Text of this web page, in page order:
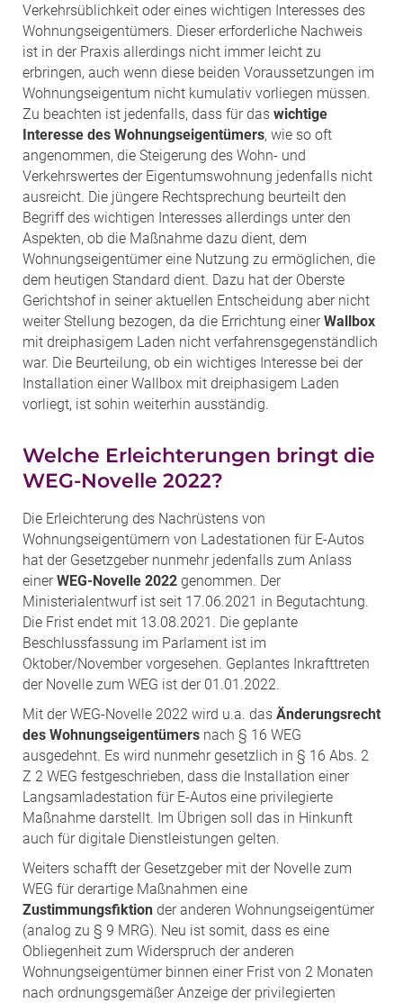
Verkehrsüblichkeit oder eines wichtigen Interesses des
Wohnungseigentümers. Dieser erforderliche Nachweis
ist in der Praxis allerdings nicht immer leicht zu
erbringen, auch wenn diese beiden Voraussetzungen im
Wohnungseigentum nicht kumulativ vorliegen müssen.
Zu beachten ist jedenfalls, dass für das wichtige
Interesse des Wohnungseigentümers, wie so oft
angenommen, die Steigerung des Wohn- und
Verkehrswertes der Eigentumswohnung jedenfalls nicht
ausreicht. Die jüngere Rechtsprechung beurteilt den
Begriff des wichtigen Interesses allerdings unter den
Aspekten, ob die Maßnahme dazu dient, dem
Wohnungseigentümer eine Nutzung zu ermöglichen, die
dem heutigen Standard dient. Dazu hat der Oberste
Gerichtshof in seiner aktuellen Entscheidung aber nicht
weiter Stellung bezogen, da die Errichtung einerWallbox
mit dreiphasigem Laden nicht verfahrensgegenständlich
war. Die Beurteilung, ob ein wichtiges Interesse bei der
Installation einer Wallbox mit dreiphasigem Laden
vorliegt, ist sohin weiterhin ausständig.
Welche Erleichterungen bringt die
WEG-Novelle 2022?
Die Erleichterung des Nachrüstens von
Wohnungseigentümern von Ladestationen für E-Autos
hat der Gesetzgeber nunmehr jedenfalls zum Anlass
einerWEG-Novelle 2022 genommen. Der
Ministerialentwurf ist seit 17.06.2021 in Begutachtung.
Die Frist endet mit 13.08.2021. Die geplante
Beschlussfassung im Parlament ist im
Oktober/November vorgesehen. Geplantes Inkrafttreten
der Novelle zum WEG ist der 01.01.2022.
Mit der WEG-Novelle 2022 wird u.a. das Änderungsrecht
des Wohnungseigentümers nach § 16 WEG
ausgedehnt. Es wird nunmehr gesetzlich in § 16 Abs. 2
Z 2 WEG festgeschrieben, dass die Installation einer
Langsamladestation für E-Autos eine privilegierte
Maßnahme darstellt. Im Übrigen soll das in Hinkunft
auch für digitale Dienstleistungen gelten.
Weiters schafft der Gesetzgeber mit der Novelle zum
WEG für derartige Maßnahmen eine
Zustimmungsfiktion der anderen Wohnungseigentümer
(analog zu § 9 MRG). Neu ist somit, dass es eine
Obliegenheit zum Widerspruch der anderen
Wohnungseigentümer binnen einer Frist von 2 Monaten
nach ordnungsgemäßer Anzeige der privilegierten